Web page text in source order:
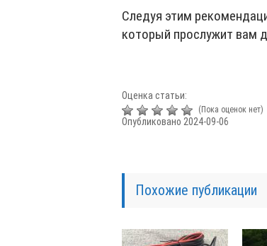
Следуя этим
который прослужит вам
Оценка статьи:
(Пока оценок нет)
Опубликовано 2024-09-06
Похожие публикации